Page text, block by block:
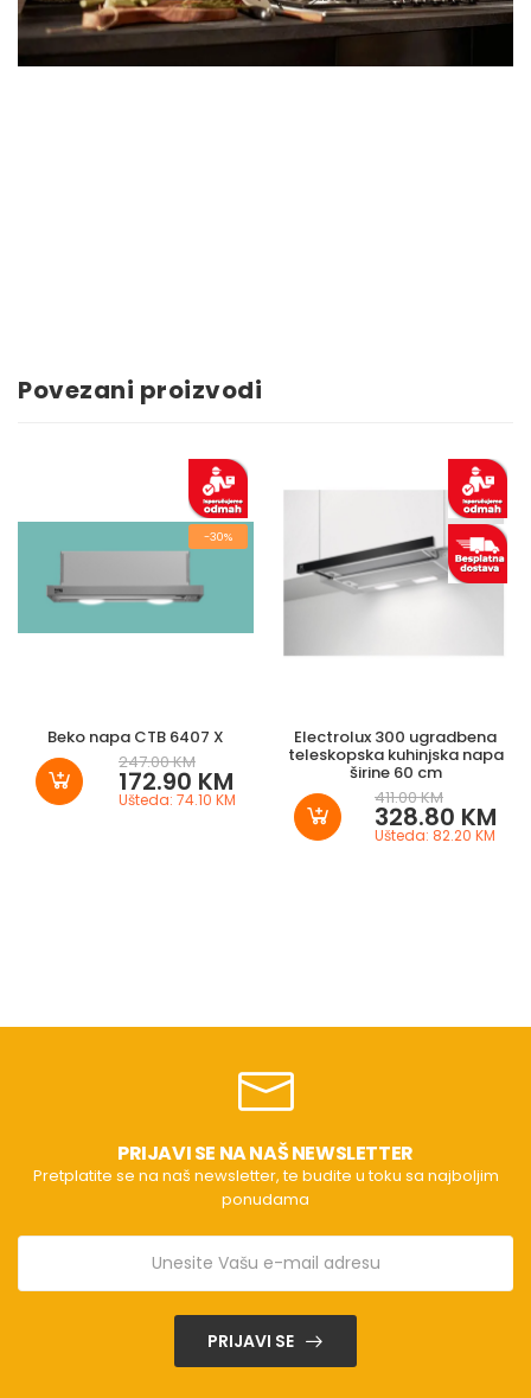
Povezani proizvodi
-30%
Beko napa CTB 6407 X
247.00 KM
172.90 KM
Ušteda: 74.10 KM
Electrolux 300 ugradbena
teleskopska kuhinjska napa
širine 60 cm
411.00 KM
328.80 KM
Ušteda: 82.20 KM
PRIJAVI SE NA NAŠ NEWSLETTER
Pretplatite se na naš newsletter, te budite u toku sa najboljim
ponudama
PRIJAVI SE